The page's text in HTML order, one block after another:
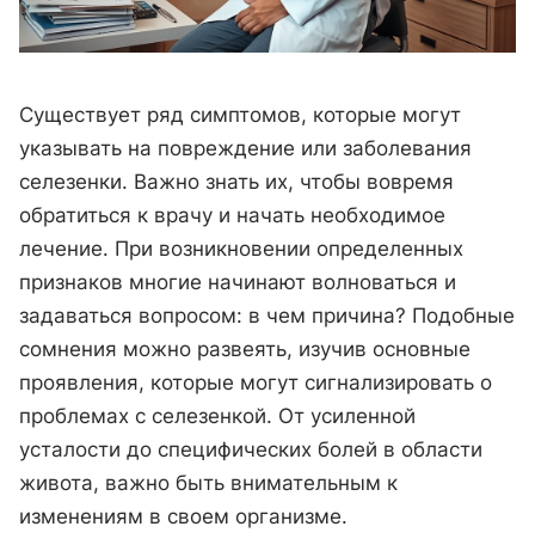
Существует ряд симптомов, которые могут
указывать на повреждение или заболевания
селезенки. Важно знать их, чтобы вовремя
обратиться к врачу и начать необходимое
лечение. При возникновении определенных
признаков многие начинают волноваться и
задаваться вопросом: в чем причина? Подобные
сомнения можно развеять, изучив основные
проявления, которые могут сигнализировать о
проблемах с селезенкой. От усиленной
усталости до специфических болей в области
живота, важно быть внимательным к
изменениям в своем организме.